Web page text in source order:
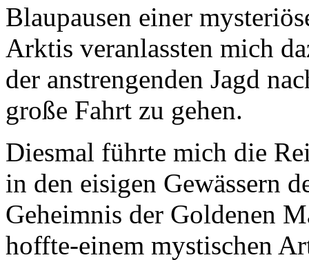
Blaupausen einer
Arktis veranlassten mich
der anstrengenden Jagd
große Fahrt zu gehen.
Diesmal führte mich die
in den eisigen Gewässern
Geheimnis der Goldenen
hoffte-einem mystischen